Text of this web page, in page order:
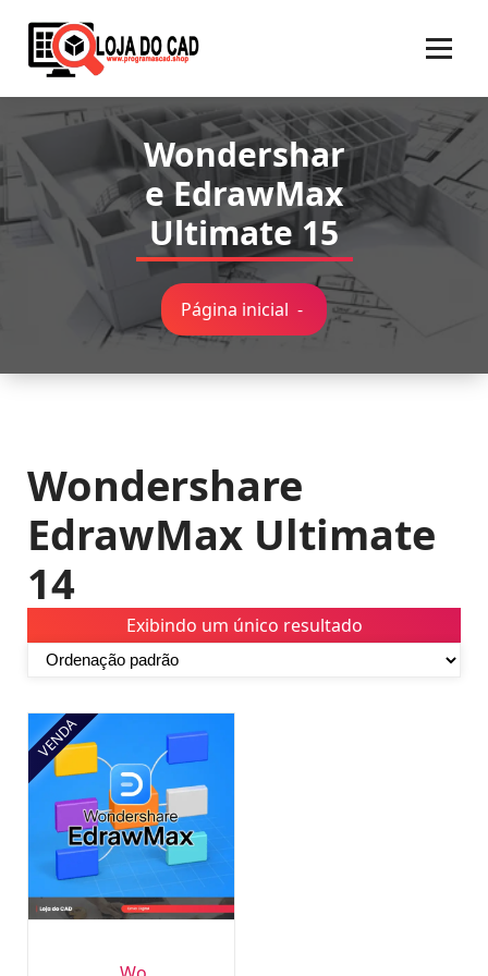
para
Wondershar
e EdrawMax
Ultimate 15
Página inicial -
Wondershare
EdrawMax Ultimate
14
Exibindo um único resultado
VENDA